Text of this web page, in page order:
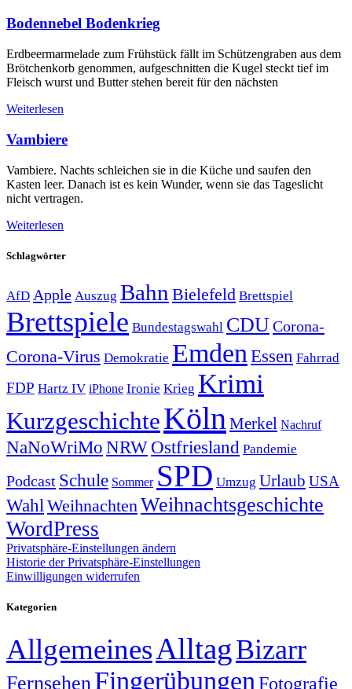
Bodennebel Bodenkrieg
Erdbeermarmelade zum Frühstück fällt im Schützengraben aus dem
Brötchenkorb genommen, aufgeschnitten die Kugel steckt tief im
Fleisch wurst und Butter stehen bereit für den nächsten
Weiterlesen
Vambiere
Vambiere. Nachts schleichen sie in die Küche und saufen den
Kasten leer. Danach ist es kein Wunder, wenn sie das Tageslicht
nicht vertragen.
Weiterlesen
Schlagwörter
AfD Apple Auszug Bahn Bielefeld Brettspiel
Brettspiele Bundestagswahl CDUCorona-
Corona-Virus Demokratie Emden Essen Fahrrad
FDP Hartz IV iPhone Ironie Krieg Krimi
KurzgeschichteKöln Merkel Nachruf
NaNoWriMo NRWOstfriesland Pandemie
Podcast Schule Sommer SPD Umzug Urlaub USA
Wahl Weihnachten Weihnachtsgeschichte
WordPress
Privatsphäre-Einstellungen ändern
Historie der Privatsphäre-Einstellungen
Einwilligungen widerrufen
Kategorien
AllgemeinesAlltagBizarr
Fernsehen Fingerübungen Fotografie